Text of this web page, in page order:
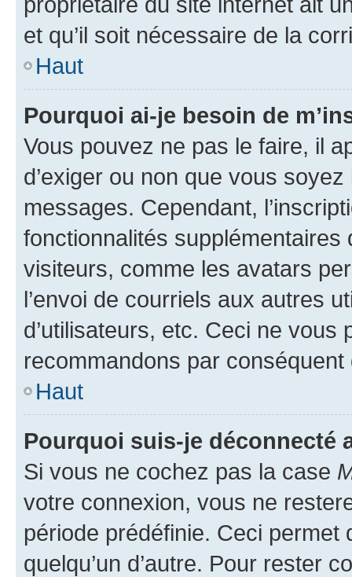
et qu’il soit nécessaire de la
Haut
Pourquoi ai-je besoin de
Vous pouvez ne pas le faire, il
d’exiger ou non que vous
messages. Cependant,
fonctionnalités
visiteurs, comme les avatars
l’envoi de courriels aux autres
d’utilisateurs, etc. Ceci ne vous
recommandons par conséquent
Haut
Pourquoi suis-je déconnecté
Si vous ne cochez pas la case
votre connexion, vous ne
période prédéfinie. Ceci permet
quelqu’un d’autre. Pour rester